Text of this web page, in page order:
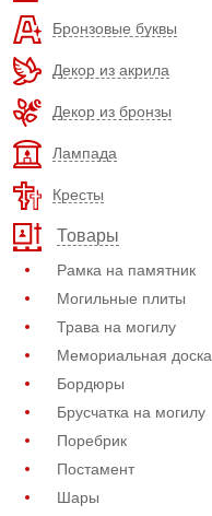
Бронзовые буквы
Декор из акрила
Декор из бронзы
Лампада
Кресты
Товары
Рамка на памятник
Могильные плиты
Трава на могилу
Мемориальная доска
Бордюры
Брусчатка на могилу
Поребрик
Постамент
Шары